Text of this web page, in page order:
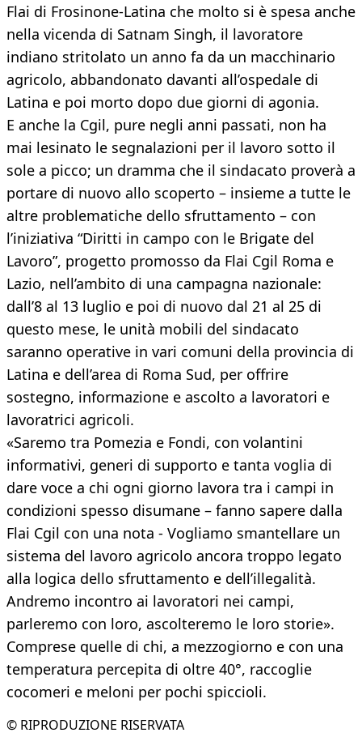
Flai di Frosinone-Latina che molto si è spesa anche
nella vicenda di Satnam Singh, il lavoratore
indiano stritolato un anno fa da un macchinario
agricolo, abbandonato davanti all’ospedale di
Latina e poi morto dopo due giorni di agonia.
E anche la Cgil, pure negli anni passati, non ha
mai lesinato le segnalazioni per il lavoro sotto il
sole a picco; un dramma che il sindacato proverà a
portare di nuovo allo scoperto – insieme a tutte le
altre problematiche dello sfruttamento – con
l’iniziativa “Diritti in campo con le Brigate del
Lavoro”, progetto promosso da Flai Cgil Roma e
Lazio, nell’ambito di una campagna nazionale:
dall’8 al 13 luglio e poi di nuovo dal 21 al 25 di
questo mese, le unità mobili del sindacato
saranno operative in vari comuni della provincia di
Latina e dell’area di Roma Sud, per offrire
sostegno, informazione e ascolto a lavoratori e
lavoratrici agricoli.
«Saremo tra Pomezia e Fondi, con volantini
informativi, generi di supporto e tanta voglia di
dare voce a chi ogni giorno lavora tra i campi in
condizioni spesso disumane – fanno sapere dalla
Flai Cgil con una nota - Vogliamo smantellare un
sistema del lavoro agricolo ancora troppo legato
alla logica dello sfruttamento e dell’illegalità.
Andremo incontro ai lavoratori nei campi,
parleremo con loro, ascolteremo le loro storie».
Comprese quelle di chi, a mezzogiorno e con una
temperatura percepita di oltre 40°, raccoglie
cocomeri e meloni per pochi spiccioli.
© RIPRODUZIONE RISERVATA